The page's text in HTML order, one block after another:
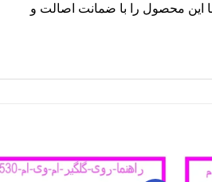
کنید. ما این محصول را با ضمانت اصالت و